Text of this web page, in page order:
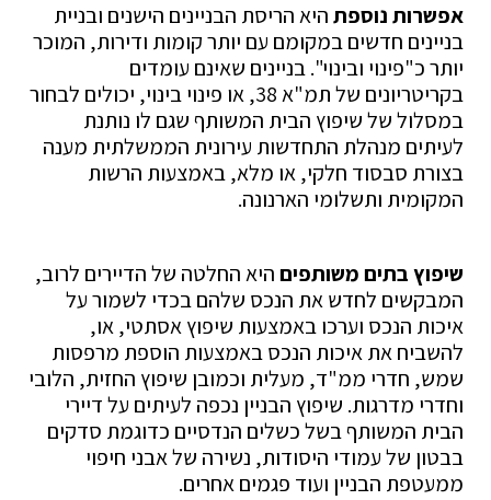
אפשרות נוספתהיא הריסת הבניינים הישנים ובניית
בניינים חדשים במקומם עם יותר קומות ודירות, המוכר
יותר כ"פינוי ובינוי". בניינים שאינם עומדים
בקריטריונים של תמ"א 38, או פינוי בינוי, יכולים לבחור
במסלול של שיפוץ הבית המשותף שגם לו נותנת
לעיתים מנהלת התחדשות עירונית הממשלתית מענה
בצורת סבסוד חלקי, או מלא, באמצעות הרשות
המקומית ותשלומי הארנונה.
שיפוץ בתים משותפיםהיא החלטה של הדיירים לרוב,
המבקשים לחדש את הנכס שלהם בכדי לשמור על
איכות הנכס וערכו באמצעות שיפוץ אסתטי, או,
להשביח את איכות הנכס באמצעות הוספת מרפסות
שמש, חדרי ממ"ד, מעלית וכמובן שיפוץ החזית, הלובי
וחדרי מדרגות. שיפוץ הבניין נכפה לעיתים על דיירי
הבית המשותף בשל כשלים הנדסיים כדוגמת סדקים
בבטון של עמודי היסודות, נשירה של אבני חיפוי
ממעטפת הבניין ועוד פגמים אחרים.